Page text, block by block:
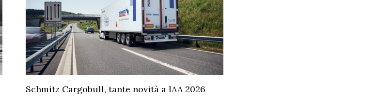
Schmitz Cargobull, tante novità a IAA 2026